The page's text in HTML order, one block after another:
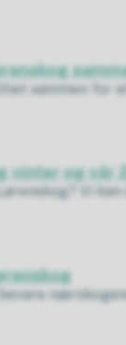
sammen
vinter og vår
Vi